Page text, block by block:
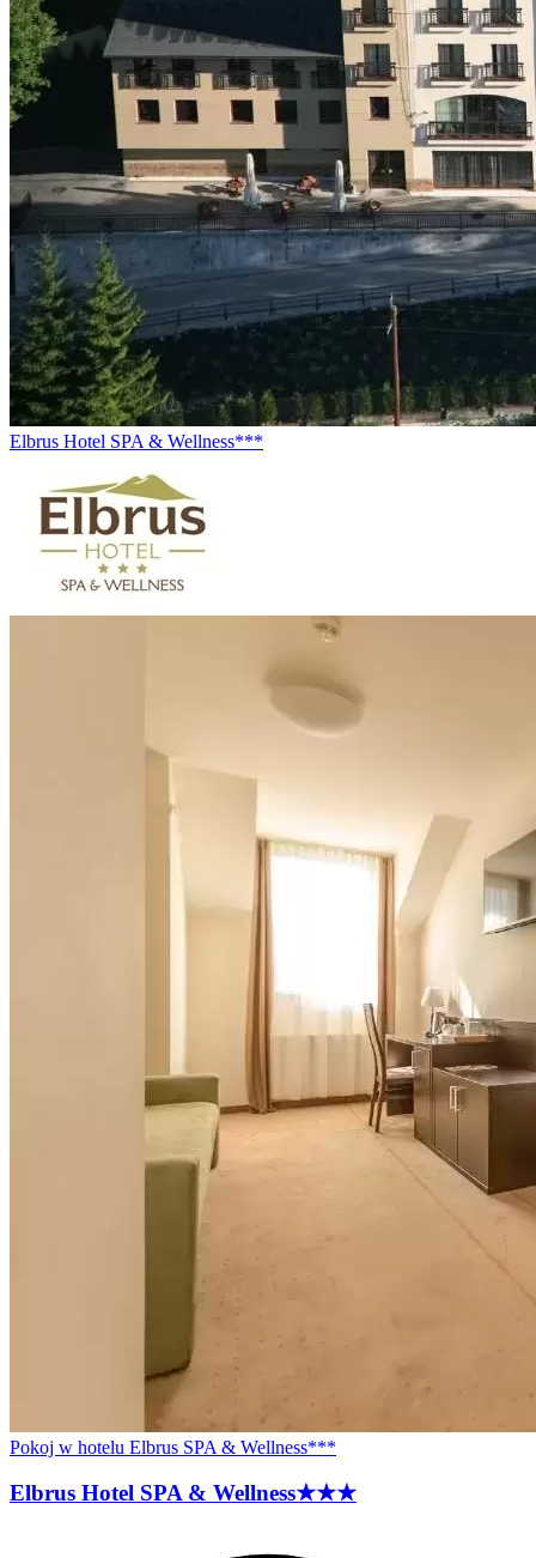
Elbrus Hotel SPA & Wellness***
Pokoj w hotelu Elbrus SPA & Wellness***
Elbrus Hotel SPA & Wellness★★★